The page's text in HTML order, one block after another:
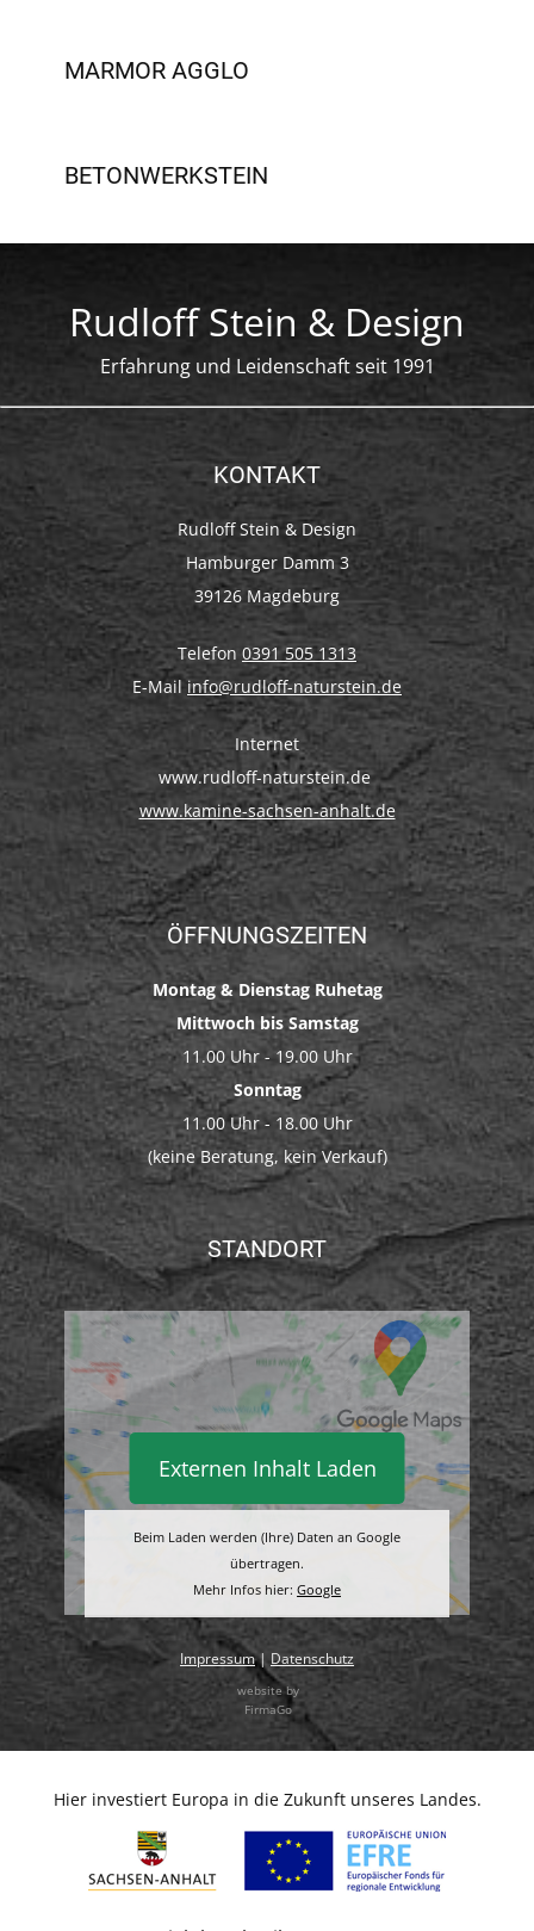
MARMOR AGGLO
BETONWERKSTEIN
Rudloff Stein & Design
Erfahrung und Leidenschaft seit 1991
KONTAKT
Rudloff Stein & Design
Hamburger Damm 3
39126 Magdeburg
Telefon 0391 505 1313
E-Mail info@rudloff-naturstein.de
Internet
www.rudloff-naturstein.de
www.kamine-sachsen-anhalt.de
ÖFFNUNGSZEITEN
Montag & Dienstag Ruhetag
Mittwoch bis Samstag
11.00 Uhr - 19.00 Uhr
Sonntag
11.00 Uhr - 18.00 Uhr
(keine Beratung, kein Verkauf)
STANDORT
Externen Inhalt Laden
Beim Laden werden (Ihre) Daten an Google
übertragen.
Mehr Infos hier: Google
Impressum| Datenschutz
website by
FirmaGo
Hier investiert Europa in die Zukunft unseres Landes.